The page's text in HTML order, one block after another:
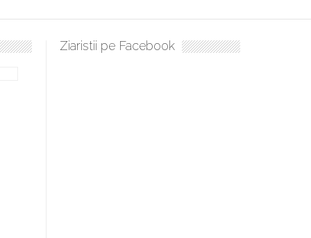
sculați, boieri mari! Sara Nukina are nevoie de ajutorul
Ziaristii pe Facebook